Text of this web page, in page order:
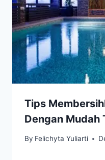
Tips
Dengan Mudah
By Felichyta Yuliarti